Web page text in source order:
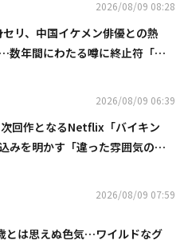
2026/08/09 08:28
リ、中国イケメン俳優との熱
数年間にわたる噂に終止符「邪
2026/08/09 06:39
回作となるNetflix「バイキン
みを明かす「違った雰囲気の姿
2026/08/09 07:59
とは思えぬ色気…ワイルドなグ